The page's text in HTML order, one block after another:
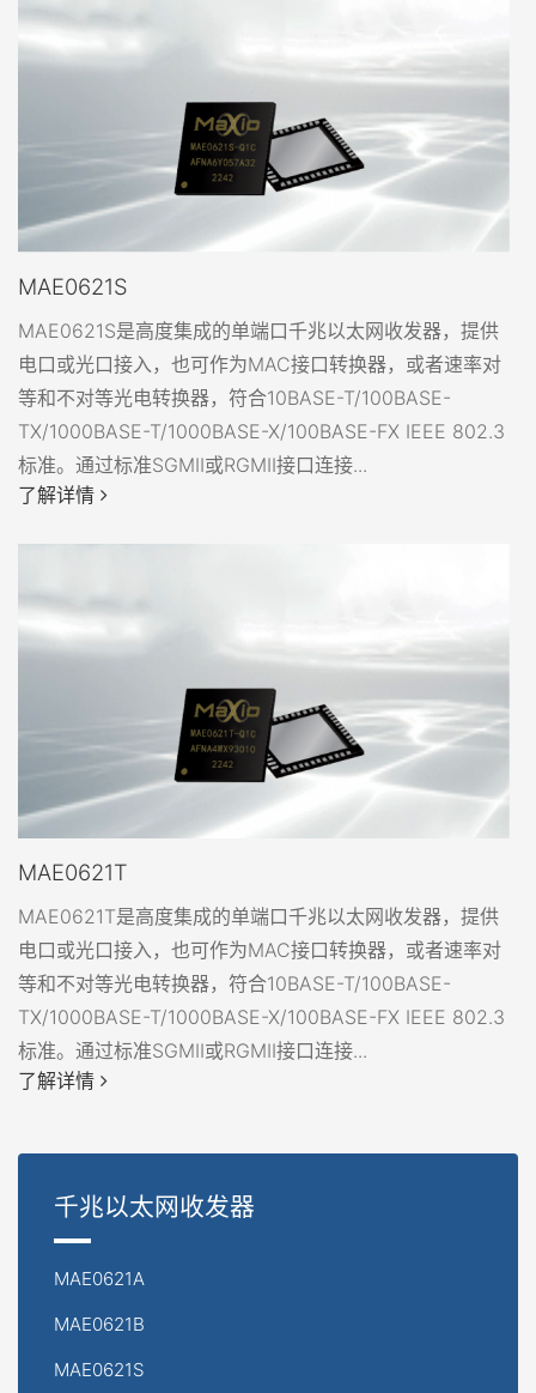
MAE0621S
MAE0621S是高度集成的单端口千兆以太网收发器，提供
电口或光口接入，也可作为MAC接口转换器，或者速率对
等和不对等光电转换器，符合10BASE-T/100BASE-
TX/1000BASE-T/1000BASE-X/100BASE-FX IEEE 802.3
标准。通过标准SGMII或RGMII接口连接...
了解详情
MAE0621T
MAE0621T是高度集成的单端口千兆以太网收发器，提供
电口或光口接入，也可作为MAC接口转换器，或者速率对
等和不对等光电转换器，符合10BASE-T/100BASE-
TX/1000BASE-T/1000BASE-X/100BASE-FX IEEE 802.3
标准。通过标准SGMII或RGMII接口连接...
了解详情
千兆以太网收发器
MAE0621A
MAE0621B
MAE0621S